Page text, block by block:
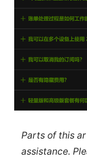
Parts of this
assistance.